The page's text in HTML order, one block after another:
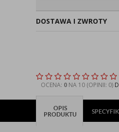
DOSTAWA I ZWROTY
OCENA: 0 NA 10 (OPINII: 0)
OPIS
PRODUKTU